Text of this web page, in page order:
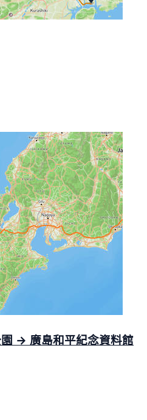
→ 廣島和平紀念資料館